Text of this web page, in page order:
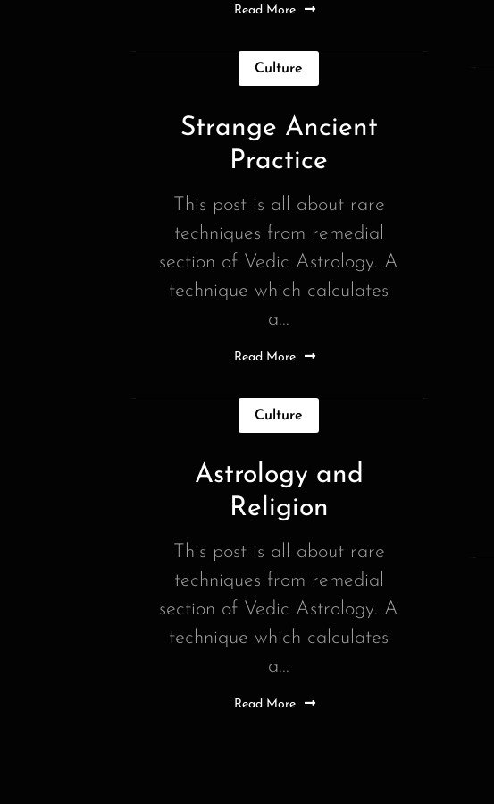
Read More
Culture
Strange Ancient
Practice
This post is all about rare
techniques from remedial
section of Vedic Astrology. A
technique which calculates
a...
Read More
Culture
Astrology and
Religion
This post is all about rare
techniques from remedial
section of Vedic Astrology. A
technique which calculates
a...
Read More